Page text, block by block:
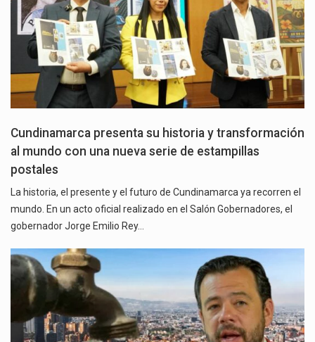
Cundinamarca presenta su historia y transformación
al mundo con una nueva serie de estampillas
postales
La historia, el presente y el futuro de Cundinamarca ya recorren el
mundo. En un acto oficial realizado en el Salón Gobernadores, el
gobernador Jorge Emilio Rey…